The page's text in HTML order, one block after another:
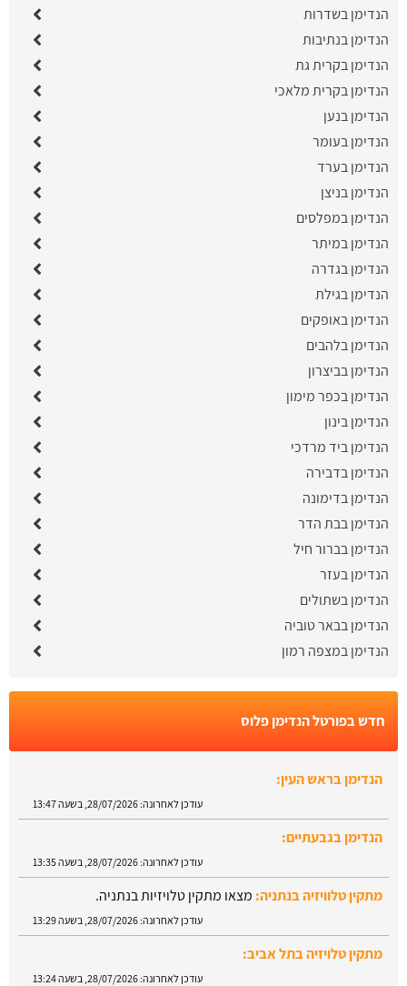
הנדימן בשדרות
הנדימן בנתיבות
הנדימן בקרית גת
הנדימן בקרית מלאכי
הנדימן בנען
הנדימן בעומר
הנדימן בערד
הנדימן בניצן
הנדימן במפלסים
הנדימן במיתר
הנדימן בגדרה
הנדימן בגילת
הנדימן באופקים
הנדימן בלהבים
הנדימן בביצרון
הנדימן בכפר מימון
הנדימן בינון
הנדימן ביד מרדכי
הנדימן בדבירה
הנדימן בדימונה
הנדימן בבת הדר
הנדימן בברור חיל
הנדימן בעזר
הנדימן בשתולים
הנדימן בבאר טוביה
הנדימן במצפה רמון
חדש בפורטל הנדימן פלוס
הנדימן בראש העין:
עודכן לאחרונה: 28/07/2026, בשעה 13:47
הנדימן בגבעתיים:
עודכן לאחרונה: 28/07/2026, בשעה 13:35
מתקין טלוויזיה בנתניה: מצאו מתקין טלויזיות בנתניה.
עודכן לאחרונה: 28/07/2026, בשעה 13:29
מתקין טלויזיה בתל אביב:
עודכן לאחרונה: 28/07/2026, בשעה 13:24